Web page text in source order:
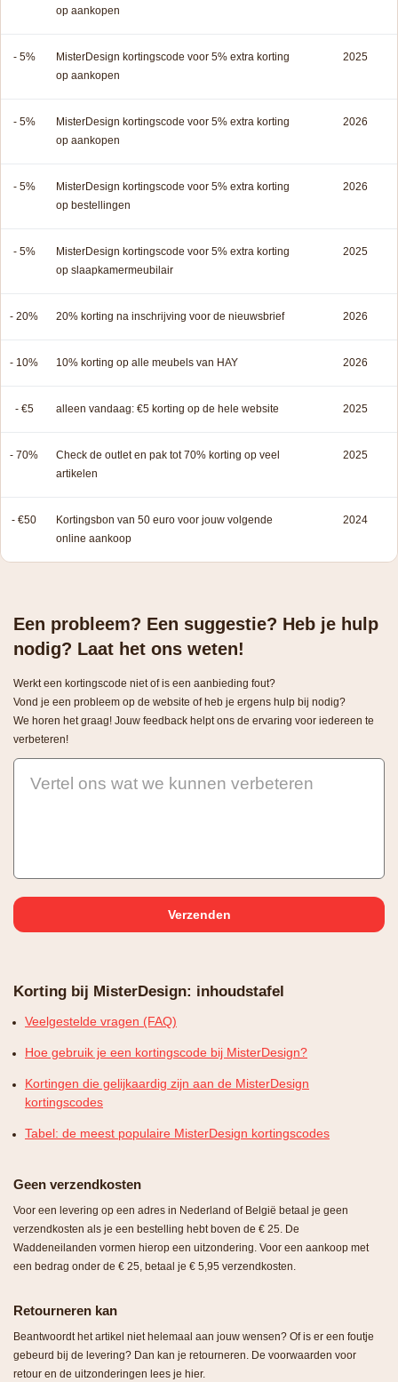
op aankopen
- 5%
MisterDesign kortingscode voor 5% extra korting
op aankopen
2025
- 5%
MisterDesign kortingscode voor 5% extra korting
op aankopen
2026
- 5%
MisterDesign kortingscode voor 5% extra korting
op bestellingen
2026
- 5%
MisterDesign kortingscode voor 5% extra korting
op slaapkamermeubilair
2025
- 20% 20% korting na inschrijving voor de nieuwsbrief 2026
- 10% 10% korting op alle meubels van HAY 2026
- €5 alleen vandaag: €5 korting op de hele website 2025
- 70%
Check de outlet en pak tot 70% korting op veel
artikelen
2025
- €50
Kortingsbon van 50 euro voor jouw volgende
online aankoop
2024
Een probleem? Een suggestie? Heb je hulp
nodig? Laat het ons weten!
Werkt een kortingscode niet of is een aanbieding fout?
Vond je een probleem op de website of heb je ergens hulp bij nodig?
We horen het graag! Jouw feedback helpt ons de ervaring voor iedereen te
verbeteren!
Vertel ons wat we kunnen verbeteren
Korting bij MisterDesign: inhoudstafel
Veelgestelde vragen (FAQ)
Hoe gebruik je een kortingscode bij MisterDesign?
Kortingen die gelijkaardig zijn aan de MisterDesign
kortingscodes
Tabel: de meest populaire MisterDesign kortingscodes
Geen verzendkosten
Voor een levering op een adres in Nederland of België betaal je geen
verzendkosten als je een bestelling hebt boven de € 25. De
Waddeneilanden vormen hierop een uitzondering. Voor een aankoop met
een bedrag onder de € 25, betaal je € 5,95 verzendkosten.
Retourneren kan
Beantwoordt het artikel niet helemaal aan jouw wensen? Of is er een foutje
gebeurd bij de levering? Dan kan je retourneren. De voorwaarden voor
retour en de uitzonderingen lees je hier.